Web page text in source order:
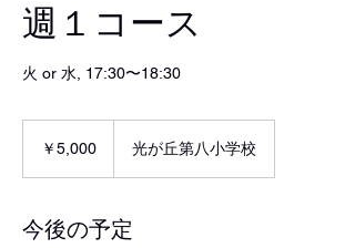
週１コース
火 or 水, 17:30〜18:30
￥5,000 光が丘第八小学校
今後の予定